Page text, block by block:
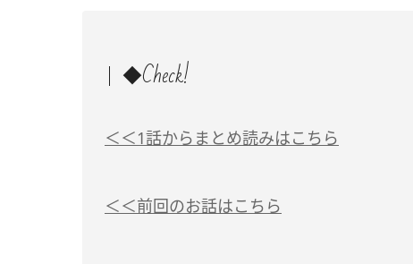
◆Check!
＜＜1話からまとめ読みはこちら
＜＜前回のお話はこちら